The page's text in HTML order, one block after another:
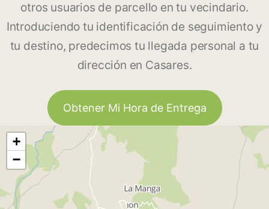
otros usuarios de parcello en tu vecindario.
Introduciendo tu identificación de seguimiento y
tu destino, predecimos tu llegada personal a tu
dirección en Casares.
Obtener Mi Hora de Entrega
+
−